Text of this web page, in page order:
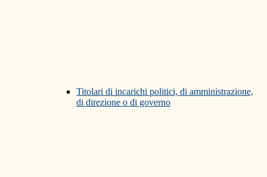
Titolari di incarichi politici, di amministrazione,
di direzione o di governo